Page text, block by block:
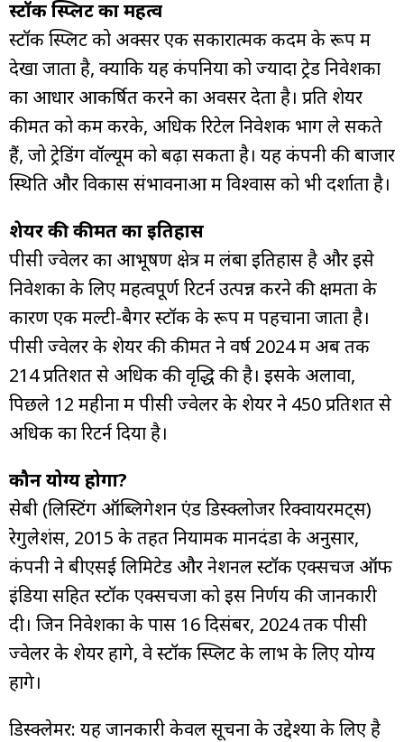
स्टॉक स्प्लिट का महत्व
स्टॉक स्प्लिट को अक्सर एक सकारात्मक कदम के रूप में
देखा जाता है, क्योंकि यह कंपनियों को ज्यादा ट्रेड निवेशकों
का आधार आकर्षित करने का अवसर देता है। प्रति शेयर
कीमत को कम करके, अधिक रिटेल निवेशक भाग ले सकते
हैं, जो ट्रेडिंग वॉल्यूम को बढ़ा सकता है। यह कंपनी की बाजार
स्थिति और विकास संभावनाओं में विश्वास को भी दर्शाता है।
शेयर की कीमत का इतिहास
पीसी ज्वेलर का आभूषण क्षेत्र में लंबा इतिहास है और इसे
निवेशकों के लिए महत्वपूर्ण रिटर्न उत्पन्न करने की क्षमता के
कारण एक मल्टी-बैगर स्टॉक के रूप में पहचाना जाता है।
पीसी ज्वेलर के शेयर की कीमत ने वर्ष 2024 में अब तक
214 प्रतिशत से अधिक की वृद्धि की है। इसके अलावा,
पिछले 12 महीनों में पीसी ज्वेलर के शेयर ने 450 प्रतिशत से
अधिक का रिटर्न दिया है।
कौन योग्य होगा?
सेबी (लिस्टिंग ऑब्लिगेशन एंड डिस्क्लोजर रिक्वायरमेंट्स)
रेगुलेशंस, 2015 के तहत नियामक मानदंडों के अनुसार,
कंपनी ने बीएसई लिमिटेड और नेशनल स्टॉक एक्सचेंज ऑफ
इंडिया सहित स्टॉक एक्सचेंजों को इस निर्णय की जानकारी
दी। जिन निवेशकों के पास 16 दिसंबर, 2024 तक पीसी
ज्वेलर के शेयर होंगे, वे स्टॉक स्प्लिट के लाभ के लिए योग्य
होंगे।
डिस्क्लेमर: यह जानकारी केवल सूचना के उद्देश्यों के लिए है